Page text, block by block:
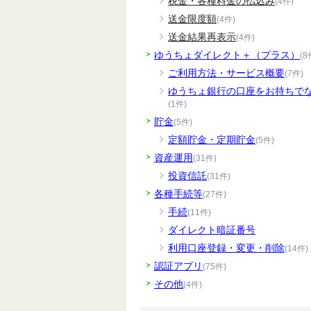
送金限度額(4件)
送金結果再表示(4件)
ゆうちょダイレクト＋（プラス） (8
ご利用方法・サービス概要(7件)
ゆうちょ銀行の口座をお持ちで
(1件)
貯金(5件)
定額貯金・定期貯金(5件)
資産運用(31件)
投資信託(31件)
各種手続等(27件)
手続(11件)
ダイレクト暗証番号
利用口座登録・変更・削除(14件)
認証アプリ (75件)
その他(4件)